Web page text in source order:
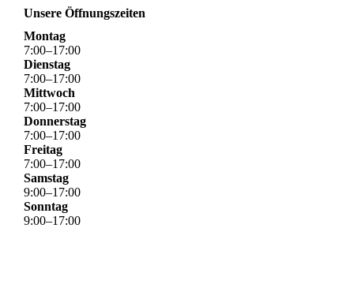
Unsere Öffnungszeiten
Montag
7:00–17:00
Dienstag
7:00–17:00
Mittwoch
7:00–17:00
Donnerstag
7:00–17:00
Freitag
7:00–17:00
Samstag
9:00–17:00
Sonntag
9:00–17:00